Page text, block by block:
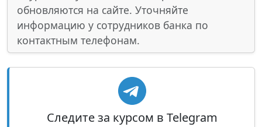
обновляются на сайте. Уточняйте
информацию у сотрудников банка по
контактным телефонам.
Следите за курсом в Telegram